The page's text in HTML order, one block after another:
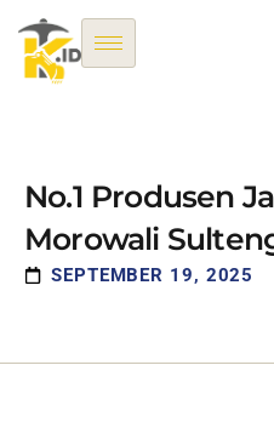
No.1 Produsen
Morowali
SEPTEMBER 19, 2025